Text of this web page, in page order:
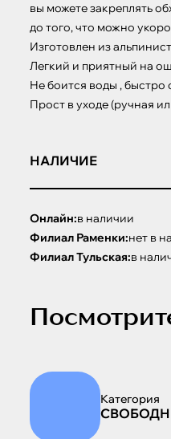
вы можете закреплять
до того, что можно
Изготовлен из
Легкий и приятный на
Не боится воды , быстро
Прост в уходе (ручная
НАЛИЧИЕ
Онлайн:в наличии
Филиал Раменки:нет в
Филиал Тульская:в
Категория